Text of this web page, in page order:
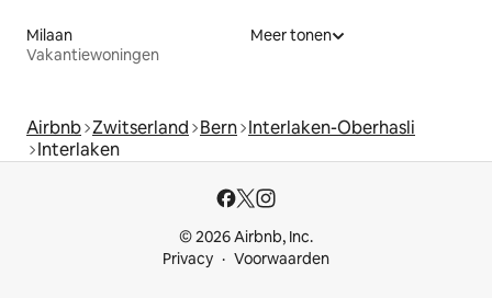
Milaan
Vakantiewoningen
Meer tonen
Airbnb Zwitserland Bern Interlaken-Oberhasli
Interlaken
© 2026 Airbnb, Inc.
Privacy
Voorwaarden